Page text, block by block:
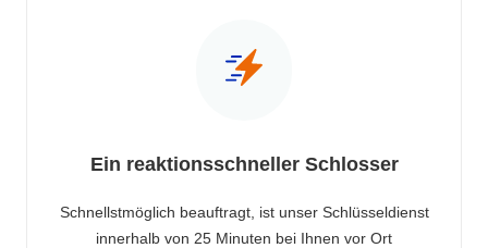
Ein reaktionsschneller Schlosser
Schnellstmöglich beauftragt, ist unser Schlüsseldienst
innerhalb von 25 Minuten bei Ihnen vor Ort